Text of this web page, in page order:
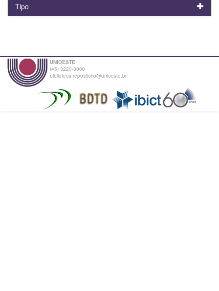
Tipo
UNIOESTE
(45) 3220-3000
biblioteca.repositorio@unioeste.br